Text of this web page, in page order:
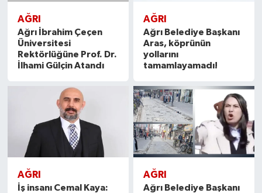
AĞRI
Ağrı İbrahim Çeçen
Üniversitesi
Rektörlüğüne Prof. Dr.
İlhami Gülçin Atandı
AĞRI
Ağrı Belediye Başkanı
Aras, köprünün
yollarını
tamamlayamadı!
AĞRI
İş insanı Cemal Kaya:
AĞRI
Ağrı Belediye Başkanı